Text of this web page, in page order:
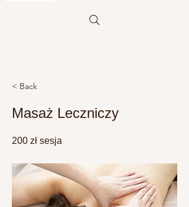
< Back
Masaż Leczniczy
200 zł sesja